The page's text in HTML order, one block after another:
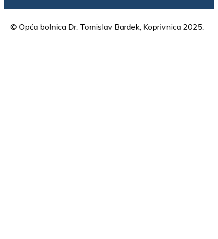
© Opća bolnica Dr. Tomislav Bardek, Koprivnica 2025.